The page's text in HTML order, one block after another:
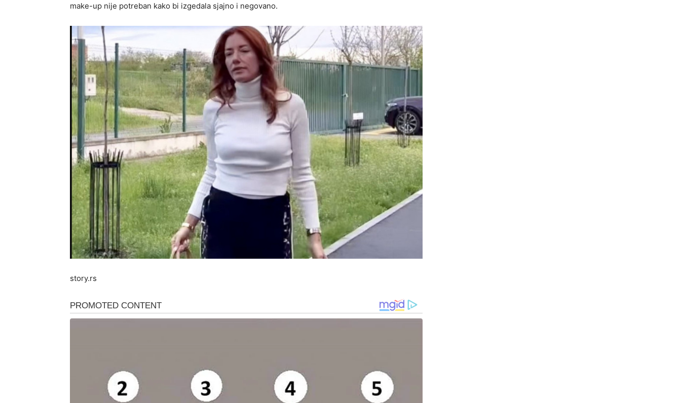
make-up nije potreban kako bi izgedala sjajno i negovano.
story.rs